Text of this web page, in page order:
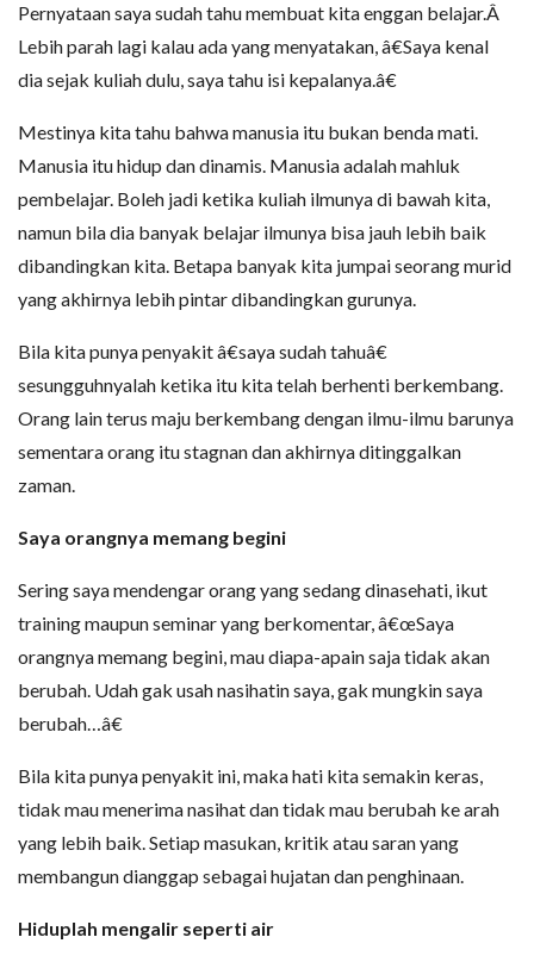
Pernyataan saya sudah tahu membuat kita enggan belajar.Â
Lebih parah lagi kalau ada yang menyatakan, â€Saya kenal
dia sejak kuliah dulu, saya tahu isi kepalanya.â€
Mestinya kita tahu bahwa manusia itu bukan benda mati.
Manusia itu hidup dan dinamis. Manusia adalah mahluk
pembelajar. Boleh jadi ketika kuliah ilmunya di bawah kita,
namun bila dia banyak belajar ilmunya bisa jauh lebih baik
dibandingkan kita. Betapa banyak kita jumpai seorang murid
yang akhirnya lebih pintar dibandingkan gurunya.
Bila kita punya penyakit â€saya sudah tahuâ€
sesungguhnyalah ketika itu kita telah berhenti berkembang.
Orang lain terus maju berkembang dengan ilmu-ilmu barunya
sementara orang itu stagnan dan akhirnya ditinggalkan
zaman.
Saya orangnya memang begini
Sering saya mendengar orang yang sedang dinasehati, ikut
training maupun seminar yang berkomentar, â€œSaya
orangnya memang begini, mau diapa-apain saja tidak akan
berubah. Udah gak usah nasihatin saya, gak mungkin saya
berubah…â€
Bila kita punya penyakit ini, maka hati kita semakin keras,
tidak mau menerima nasihat dan tidak mau berubah ke arah
yang lebih baik. Setiap masukan, kritik atau saran yang
membangun dianggap sebagai hujatan dan penghinaan.
Hiduplah mengalir seperti air